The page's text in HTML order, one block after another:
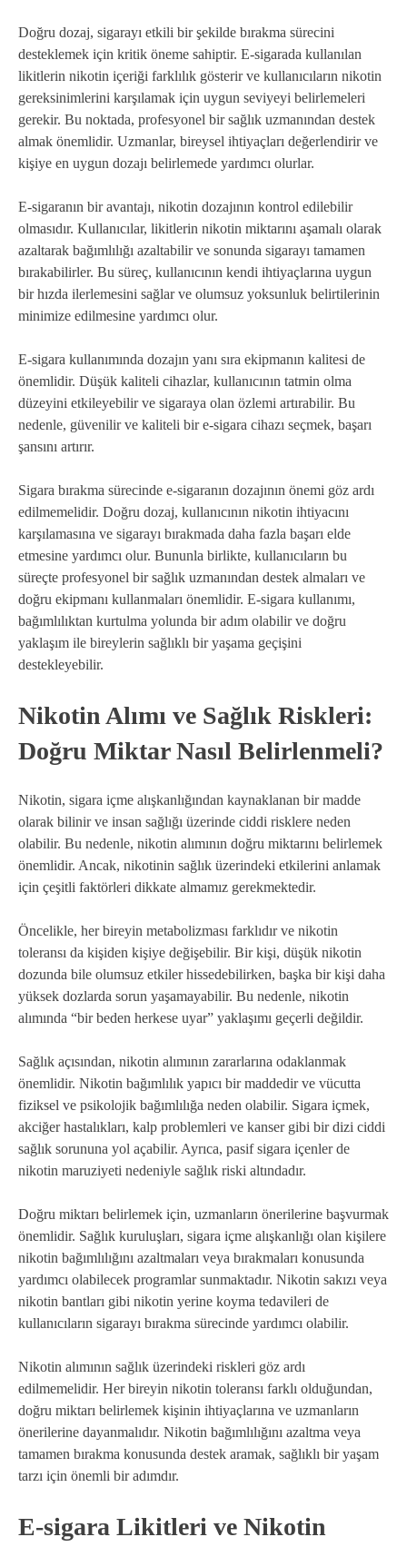
Doğru dozaj, sigarayı etkili bir şekilde bırakma sürecini
desteklemek için kritik öneme sahiptir. E-sigarada kullanılan
likitlerin nikotin içeriği farklılık gösterir ve kullanıcıların nikotin
gereksinimlerini karşılamak için uygun seviyeyi belirlemeleri
gerekir. Bu noktada, profesyonel bir sağlık uzmanından destek
almak önemlidir. Uzmanlar, bireysel ihtiyaçları değerlendirir ve
kişiye en uygun dozajı belirlemede yardımcı olurlar.
E-sigaranın bir avantajı, nikotin dozajının kontrol edilebilir
olmasıdır. Kullanıcılar, likitlerin nikotin miktarını aşamalı olarak
azaltarak bağımlılığı azaltabilir ve sonunda sigarayı tamamen
bırakabilirler. Bu süreç, kullanıcının kendi ihtiyaçlarına uygun
bir hızda ilerlemesini sağlar ve olumsuz yoksunluk belirtilerinin
minimize edilmesine yardımcı olur.
E-sigara kullanımında dozajın yanı sıra ekipmanın kalitesi de
önemlidir. Düşük kaliteli cihazlar, kullanıcının tatmin olma
düzeyini etkileyebilir ve sigaraya olan özlemi artırabilir. Bu
nedenle, güvenilir ve kaliteli bir e-sigara cihazı seçmek, başarı
şansını artırır.
Sigara bırakma sürecinde e-sigaranın dozajının önemi göz ardı
edilmemelidir. Doğru dozaj, kullanıcının nikotin ihtiyacını
karşılamasına ve sigarayı bırakmada daha fazla başarı elde
etmesine yardımcı olur. Bununla birlikte, kullanıcıların bu
süreçte profesyonel bir sağlık uzmanından destek almaları ve
doğru ekipmanı kullanmaları önemlidir. E-sigara kullanımı,
bağımlılıktan kurtulma yolunda bir adım olabilir ve doğru
yaklaşım ile bireylerin sağlıklı bir yaşama geçişini
destekleyebilir.
Nikotin Alımı ve Sağlık Riskleri:
Doğru Miktar Nasıl Belirlenmeli?
Nikotin, sigara içme alışkanlığından kaynaklanan bir madde
olarak bilinir ve insan sağlığı üzerinde ciddi risklere neden
olabilir. Bu nedenle, nikotin alımının doğru miktarını belirlemek
önemlidir. Ancak, nikotinin sağlık üzerindeki etkilerini anlamak
için çeşitli faktörleri dikkate almamız gerekmektedir.
Öncelikle, her bireyin metabolizması farklıdır ve nikotin
toleransı da kişiden kişiye değişebilir. Bir kişi, düşük nikotin
dozunda bile olumsuz etkiler hissedebilirken, başka bir kişi daha
yüksek dozlarda sorun yaşamayabilir. Bu nedenle, nikotin
alımında “bir beden herkese uyar” yaklaşımı geçerli değildir.
Sağlık açısından, nikotin alımının zararlarına odaklanmak
önemlidir. Nikotin bağımlılık yapıcı bir maddedir ve vücutta
fiziksel ve psikolojik bağımlılığa neden olabilir. Sigara içmek,
akciğer hastalıkları, kalp problemleri ve kanser gibi bir dizi ciddi
sağlık sorununa yol açabilir. Ayrıca, pasif sigara içenler de
nikotin maruziyeti nedeniyle sağlık riski altındadır.
Doğru miktarı belirlemek için, uzmanların önerilerine başvurmak
önemlidir. Sağlık kuruluşları, sigara içme alışkanlığı olan kişilere
nikotin bağımlılığını azaltmaları veya bırakmaları konusunda
yardımcı olabilecek programlar sunmaktadır. Nikotin sakızı veya
nikotin bantları gibi nikotin yerine koyma tedavileri de
kullanıcıların sigarayı bırakma sürecinde yardımcı olabilir.
Nikotin alımının sağlık üzerindeki riskleri göz ardı
edilmemelidir. Her bireyin nikotin toleransı farklı olduğundan,
doğru miktarı belirlemek kişinin ihtiyaçlarına ve uzmanların
önerilerine dayanmalıdır. Nikotin bağımlılığını azaltma veya
tamamen bırakma konusunda destek aramak, sağlıklı bir yaşam
tarzı için önemli bir adımdır.
E-sigara Likitleri ve Nikotin